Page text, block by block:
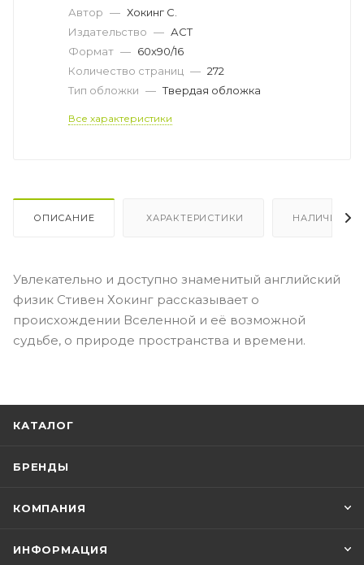
Автор — Хокинг С.
Издательство — АСТ
Формат — 60x90/16
Количество страниц — 272
Тип обложки — Твердая обложка
Все характеристики
ОПИСАНИЕ ХАРАКТЕРИСТИКИ НАЛИЧИЕ
Увлекательно и доступно знаменитый английский
физик Стивен Хокинг рассказывает о
происхождении Вселенной и её возможной
судьбе, о природе пространства и времени.
КАТАЛОГ
БРЕНДЫ
КОМПАНИЯ
ИНФОРМАЦИЯ